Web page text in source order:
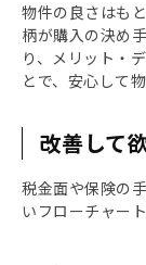
物件の良さはも
柄が購入の決め
り、メリット・
とで、安心して
改善して
税金面や保険の
いフローチャー